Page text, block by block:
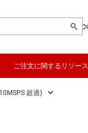
ご注文に関するリソース
超過)